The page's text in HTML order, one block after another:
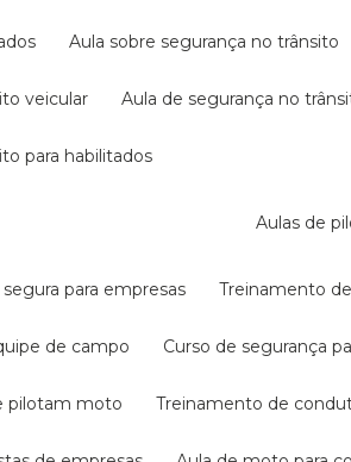
aula sobre segurança no trânsito
veicular aula de segurança no
para habilitados
aulas de
para empresas treinamento
de campo curso de segurança
pilotam moto treinamento de